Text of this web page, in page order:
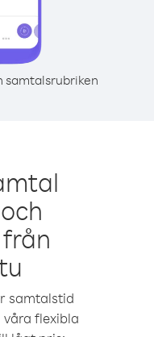
samtalsrubriken
samtalstid
flexibla